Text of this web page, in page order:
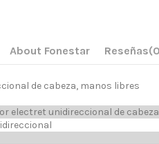
About Fonestar Reseñas
de cabeza, manos libres
electret unidireccional de